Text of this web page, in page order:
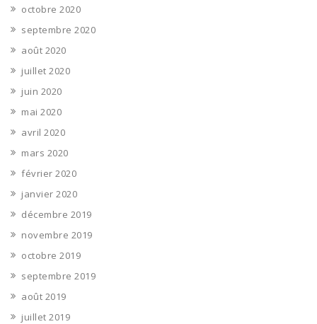
octobre 2020
septembre 2020
août 2020
juillet 2020
juin 2020
mai 2020
avril 2020
mars 2020
février 2020
janvier 2020
décembre 2019
novembre 2019
octobre 2019
septembre 2019
août 2019
juillet 2019